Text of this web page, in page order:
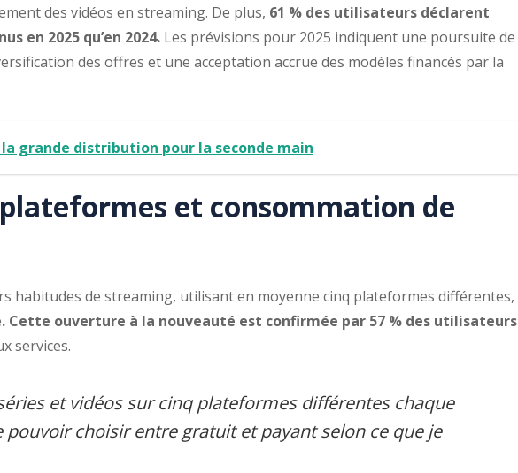
des vidéos en streaming. De plus, 61 % des utilisateurs déclarent
en 2025 qu’en 2024. Les prévisions pour 2025 indiquent une poursuite de
des offres et une acceptation accrue des modèles financés par la
grande distribution pour la seconde main
et consommation de
habitudes de streaming, utilisant en moyenne cinq plateformes différentes,
. Cette ouverture à la nouveauté est confirmée par 57 % des utilisateurs
services.
et vidéos sur cinq plateformes différentes chaque
pouvoir choisir entre gratuit et payant selon ce que je